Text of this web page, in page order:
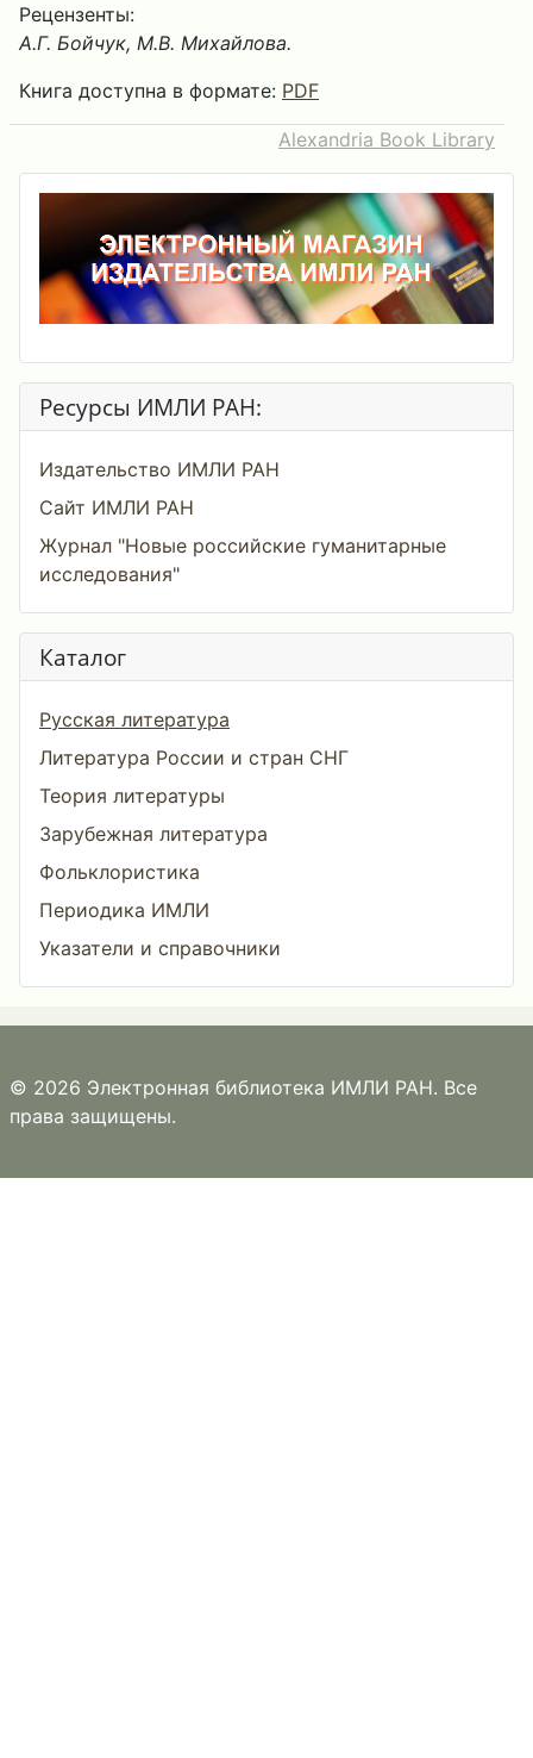
Рецензенты:
А.Г. Бойчук, М.В. Михайлова.
Книга доступна в формате: PDF
Alexandria Book Library
Ресурсы ИМЛИ РАН:
Издательство ИМЛИ РАН
Сайт ИМЛИ РАН
Журнал "Новые российские гуманитарные
исследования"
Каталог
Русская литература
Литература России и стран СНГ
Теория литературы
Зарубежная литература
Фольклористика
Периодика ИМЛИ
Указатели и справочники
© 2026 Электронная библиотека ИМЛИ РАН. Все
права защищены.